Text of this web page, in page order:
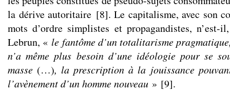
la dérive autoritaire [8]. Le capitalisme, avec son
mots d’ordre simplistes et propagandistes,
Lebrun, «le fantôme d’un totalitarisme
n’a même plus besoin d’une idéologie pour se
masse (…), la prescription à la jouissance
l’avènement d’un homme nouveau » [9].